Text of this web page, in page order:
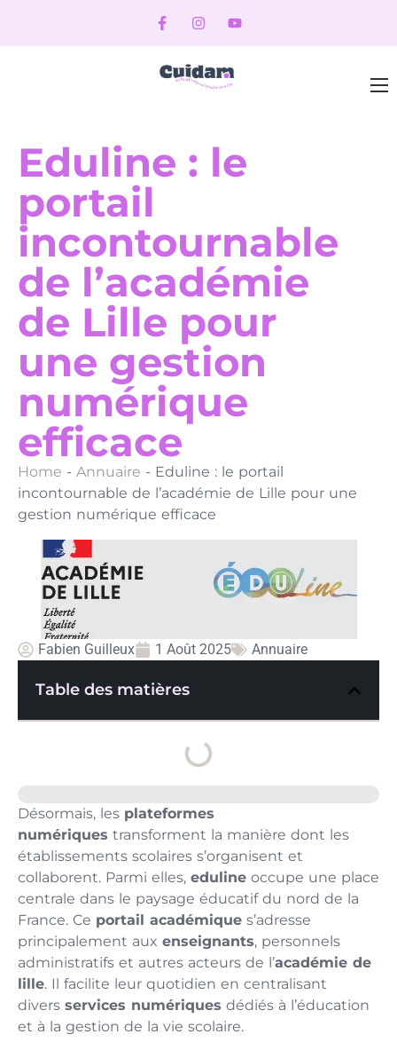
Eduline : le
portail
incontournable
de l’académie
de Lille pour
une gestion
numérique
efficace
Home - Annuaire - Eduline : le portail
incontournable de l’académie de Lille pour une
gestion numérique efficace
Fabien Guilleux 1 Août 2025 Annuaire
Table des matières
Désormais, les plateformes
numériques transforment la manière dont les
établissements scolaires s’organisent et
collaborent. Parmi elles, eduline occupe une place
centrale dans le paysage éducatif du nord de la
France. Ce portail académique s’adresse
principalement aux enseignants, personnels
administratifs et autres acteurs de l’académie de
lille. Il facilite leur quotidien en centralisant
divers services numériques dédiés à l’éducation
et à la gestion de la vie scolaire.